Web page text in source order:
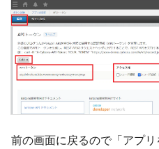
前の画面に戻るので「アプリ